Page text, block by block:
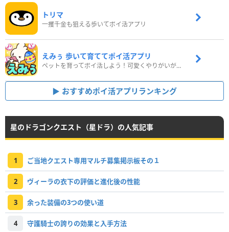
トリマ
一攫千金も狙える歩いてポイ活アプリ
えみぅ 歩いて育ててポイ活アプリ
ペットを育ってポイ活しよう！可愛くやりがいがある新感覚アプリ
おすすめポイ活アプリランキング
星のドラゴンクエスト（星ドラ）の人気記事
1 ご当地クエスト専用マルチ募集掲示板その１
2 ヴィーラの衣下の評価と進化後の性能
3 余った装備の3つの使い道
4 守護騎士の誇りの効果と入手方法